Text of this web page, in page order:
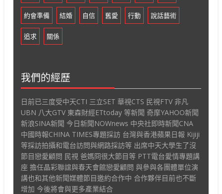
約會準備 結婚 自信 舊愛 行動 說話藝術
追求 關係
我們的經歷
日前已三度受中天CTI 三立SET 華視CTS 民視FTV 非凡
UBN 八大GTV 東森財經ETtoday 等新聞 奇摩YAHOO新聞
新浪SINA新聞 今日新聞NOWnews 中央社即時新聞CNA
中國時報CHINA TIMES專題採訪 台灣與香港蘋果日報 Kijiji
等採訪拍攝和電台訪問與網路採訪等 出席中天大學生了沒
節目戀愛顧問 民視 爸媽冏很大節目等 PTT電台愛情專題講
座 擔任晶彩聯誼與春天會館戀愛顧問 與參與各團體單位演
講也和其他新聞媒體節目邀約合作中 合作夥伴目前也不斷
增加 今後將會與更多產業結合